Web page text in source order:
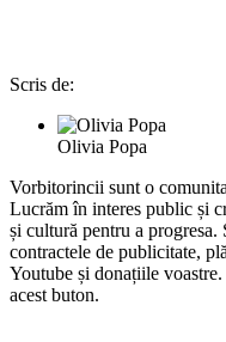
Scris de:
Olivia Popa
Vorbitorincii sunt o
Lucrăm în interes public și
și cultură pentru a progresa.
contractele de publicitate,
Youtube și donațiile
acest buton.